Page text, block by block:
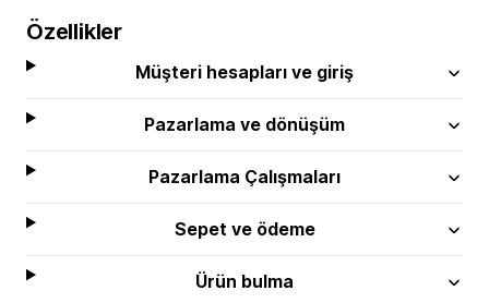
Özellikler
Müşteri hesapları ve giriş
Pazarlama ve dönüşüm
Pazarlama Çalışmaları
Sepet ve ödeme
Ürün bulma